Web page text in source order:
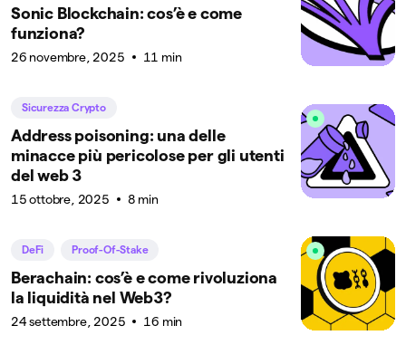
Sonic Blockchain: cos’è e come
funziona?
26 novembre, 2025 11 min
Sicurezza Crypto
Address poisoning: una delle
minacce più pericolose per gli utenti
del web 3
15 ottobre, 2025 8 min
DeFi Proof-Of-Stake
Berachain: cos’è e come rivoluziona
la liquidità nel Web3?
24 settembre, 2025 16 min